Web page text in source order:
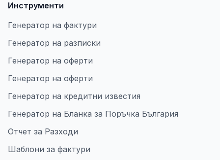
Инструменти
Генератор на фактури
Генератор на разписки
Генератор на оферти
Генератор на оферти
Генератор на кредитни известия
Генератор на Бланка за Поръчка България
Отчет за Разходи
Шаблони за фактури